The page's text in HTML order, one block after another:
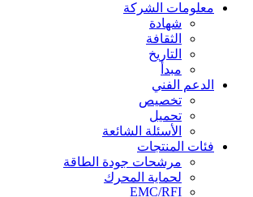
معلومات الشركة
شهادة
الثقافة
التاريخ
مبدأ
الدعم الفني
تخصيص
تحميل
الأسئلة الشائعة
فئات المنتجات
مرشحات جودة الطاقة
لحماية المحرك
EMC/RFI